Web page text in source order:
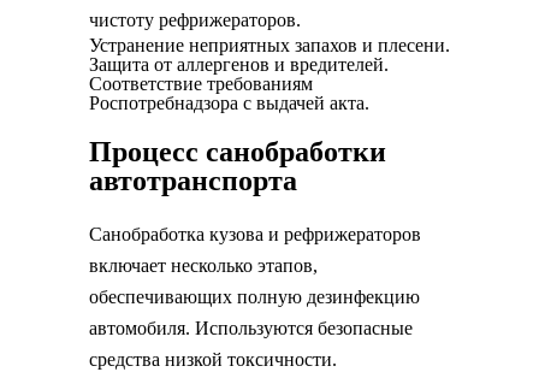
чистоту рефрижераторов.
Устранение неприятных запахов и плесени.
Защита от аллергенов и вредителей.
Соответствие требованиям
Роспотребнадзора с выдачей акта.
Процесс санобработки
автотранспорта
Санобработка кузова и рефрижераторов
включает несколько этапов,
обеспечивающих полную дезинфекцию
автомобиля. Используются безопасные
средства низкой токсичности.